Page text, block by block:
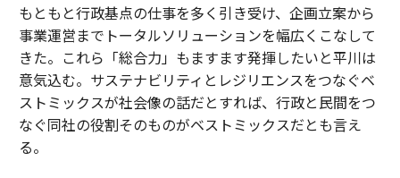
もともと行政基点の仕事を多く引き受け、企画立案から
事業運営までトータルソリューションを幅広くこなして
きた。これら「総合力」もますます発揮したいと平川は
意気込む。サステナビリティとレジリエンスをつなぐベ
ストミックスが社会像の話だとすれば、行政と民間をつ
なぐ同社の役割そのものがベストミックスだとも言え
る。